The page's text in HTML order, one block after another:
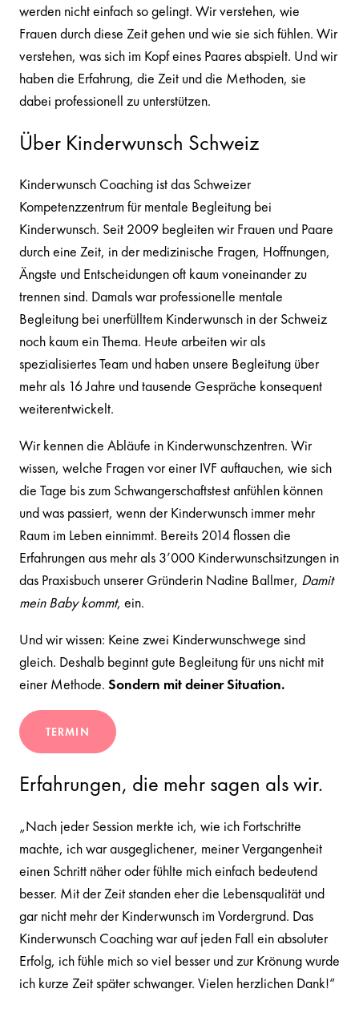
werden nicht einfach so gelingt. Wir verstehen, wie
Frauen durch diese Zeit gehen und wie sie sich fühlen. Wir
verstehen, was sich im Kopf eines Paares abspielt. Und wir
haben die Erfahrung, die Zeit und die Methoden, sie
dabei professionell zu unterstützen.
Über Kinderwunsch Schweiz
Kinderwunsch Coaching ist das Schweizer
Kompetenzzentrum für mentale Begleitung bei
Kinderwunsch. Seit 2009 begleiten wir Frauen und Paare
durch eine Zeit, in der medizinische Fragen, Hoffnungen,
Ängste und Entscheidungen oft kaum voneinander zu
trennen sind. Damals war professionelle mentale
Begleitung bei unerfülltem Kinderwunsch in der Schweiz
noch kaum ein Thema. Heute arbeiten wir als
spezialisiertes Team und haben unsere Begleitung über
mehr als 16 Jahre und tausende Gespräche konsequent
weiterentwickelt.
Wir kennen die Abläufe in Kinderwunschzentren. Wir
wissen, welche Fragen vor einer IVF auftauchen, wie sich
die Tage bis zum Schwangerschaftstest anfühlen können
und was passiert, wenn der Kinderwunsch immer mehr
Raum im Leben einnimmt. Bereits 2014 flossen die
Erfahrungen aus mehr als 3’000 Kinderwunschsitzungen in
das Praxisbuch unserer Gründerin Nadine Ballmer, Damit
mein Baby kommt, ein.
Und wir wissen: Keine zwei Kinderwunschwege sind
gleich. Deshalb beginnt gute Begleitung für uns nicht mit
einer Methode. Sondern mit deiner Situation.
TERMIN
Erfahrungen, die mehr sagen als wir.
„Nach jeder Session merkte ich, wie ich Fortschritte
machte, ich war ausgeglichener, meiner Vergangenheit
einen Schritt näher oder fühlte mich einfach bedeutend
besser. Mit der Zeit standen eher die Lebensqualität und
gar nicht mehr der Kinderwunsch im Vordergrund. Das
Kinderwunsch Coaching war auf jeden Fall ein absoluter
Erfolg, ich fühle mich so viel besser und zur Krönung wurde
ich kurze Zeit später schwanger. Vielen herzlichen Dank!“